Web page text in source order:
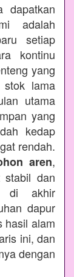
dapatkan
adalah
setiap
kontinu
yang
lama
utama
yang
kedap
rendah.
aren,
stabil dan
di akhir
dapur
hasil alam
ini, dan
dengan